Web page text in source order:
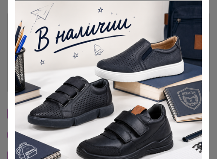
Условия участия
Ключевые даты
История проведённых выкупов
Cтраничка организатора
Другие СП организатора АМЕТИСТ_С
Сайт закупки